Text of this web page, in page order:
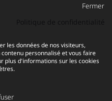
Fermer
les données de nos visiteurs,
personnalisé et vous faire
plus d'informations sur les cookies